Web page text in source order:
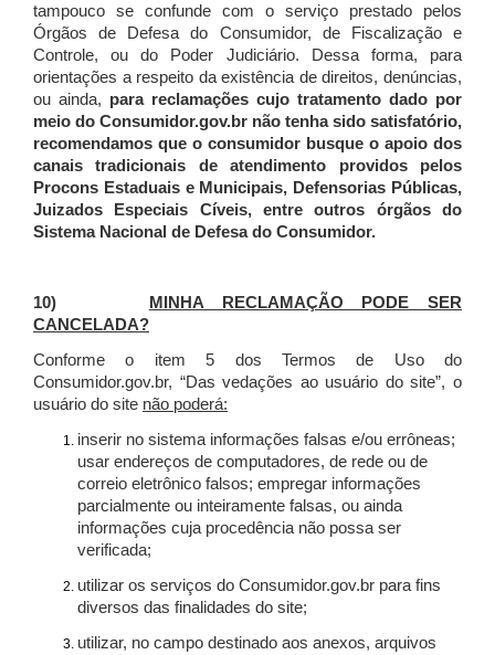
tampouco se confunde com o serviço prestado pelos
Órgãos de Defesa do Consumidor, de Fiscalização e
Controle, ou do Poder Judiciário. Dessa forma, para
orientações a respeito da existência de direitos, denúncias,
ou ainda, para reclamações cujo tratamento dado por
meio do Consumidor.gov.br não tenha sido satisfatório,
recomendamos que o consumidor busque o apoio dos
canais tradicionais de atendimento providos pelos
Procons Estaduais e Municipais, Defensorias Públicas,
Juizados Especiais Cíveis, entre outros órgãos do
Sistema Nacional de Defesa do Consumidor.
10)
MINHA RECLAMAÇÃO PODE SER
CANCELADA?
Conforme o item 5 dos Termos de Uso do
Consumidor.gov.br, “Das vedações ao usuário do site”, o
usuário do site não poderá:
inserir no sistema informações falsas e/ou errôneas;
usar endereços de computadores, de rede ou de
correio eletrônico falsos; empregar informações
parcialmente ou inteiramente falsas, ou ainda
informações cuja procedência não possa ser
verificada;
utilizar os serviços do Consumidor.gov.br para fins
diversos das finalidades do site;
utilizar, no campo destinado aos anexos, arquivos